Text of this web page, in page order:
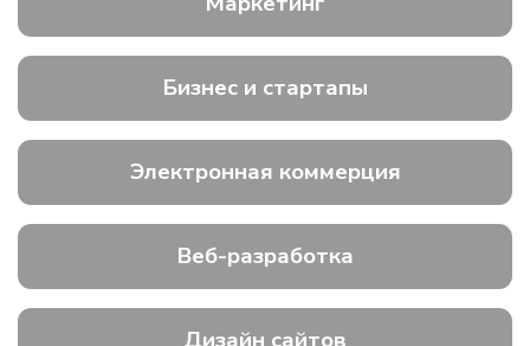
Бизнес и стартапы
Электронная коммерция
Веб-разработка
Дизайн сайтов